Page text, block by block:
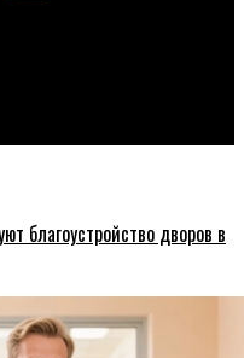
благоустройство дворов в